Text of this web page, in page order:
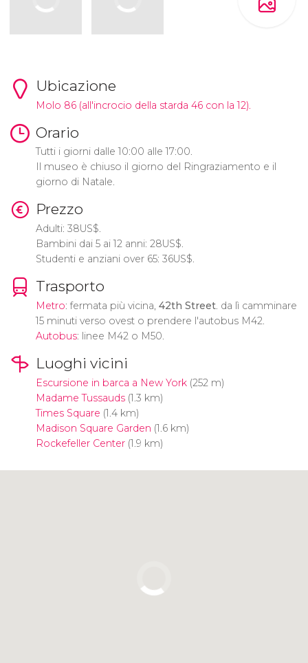
Ubicazione
Molo 86 (all'incrocio della starda 46 con la 12).
Orario
Tutti i giorni dalle 10:00 alle 17:00.
Il museo è chiuso il giorno del Ringraziamento e il
giorno di Natale.
Prezzo
Adulti: 38US$.
Bambini dai 5 ai 12 anni: 28US$.
Studenti e anziani over 65: 36US$.
Trasporto
Metro: fermata più vicina, 42th Street. da lì camminare
15 minuti verso ovest o prendere l'autobus M42.
Autobus: linee M42 o M50.
Luoghi vicini
Escursione in barca a New York(252 m)
Madame Tussauds(1.3 km)
Times Square (1.4 km)
Madison Square Garden (1.6 km)
Rockefeller Center(1.9 km)